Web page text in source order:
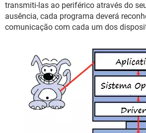
transmiti-las ao periférico através do
ausência, cada programa deverá
comunicação com cada um dos